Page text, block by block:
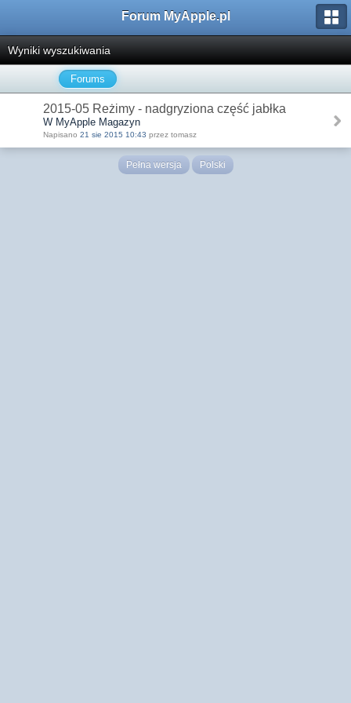
Forum MyApple.pl
Wyniki wyszukiwania
Forums
2015-05 Reżimy - nadgryziona część jabłka
W MyApple Magazyn
Napisano 21 sie 2015 10:43 przez tomasz
Pełna wersja Polski